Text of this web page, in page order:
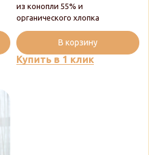
из конопли 55% и
органического хлопка
Купить в 1 клик
В корзину